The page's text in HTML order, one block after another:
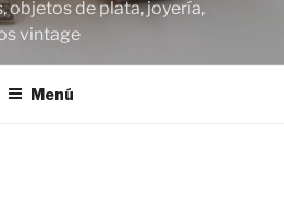
objetos de plata, joyería,
vintage
Menú